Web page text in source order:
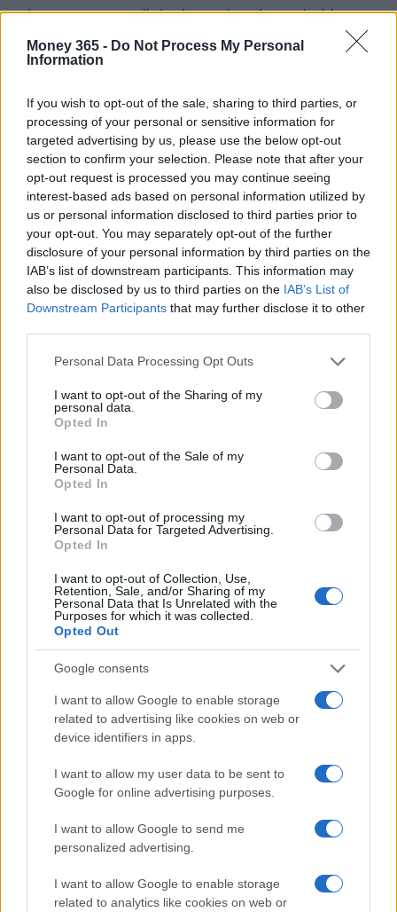
Money 365 - Do Not Process My Personal
Information
If you wish to opt-out of the sale, sharing to third parties, or
processing of your personal or sensitive information for
targeted advertising by us, please use the below opt-out
section to confirm your selection. Please note that after your
opt-out request is processed you may continue seeing
interest-based ads based on personal information utilized by
us or personal information disclosed to third parties prior to
your opt-out. You may separately opt-out of the further
disclosure of your personal information by third parties on the
IAB’s list of downstream participants. This information may
also be disclosed by us to third parties on the IAB’s List of
Downstream Participants that may further disclose it to other
Please note that this website/app uses one or more Google
not limited to your visit or usage behaviour. You may click to
grant or deny consent to Google and its third-party tags to
use your data for below specified purposes in below Google
consent section.
Personal Data Processing Opt Outs
I want to opt-out of the Sharing of my
personal data.
Opted In
I want to opt-out of the Sale of my
Personal Data.
Opted In
I want to opt-out of processing my
Personal Data for Targeted Advertising.
Opted In
I want to opt-out of Collection, Use,
Retention, Sale, and/or Sharing of my
Personal Data that Is Unrelated with the
Purposes for which it was collected.
Opted Out
Google consents
I want to allow Google to enable storage
related to advertising like cookies on web or
device identifiers in apps.
I want to allow my user data to be sent to
Google for online advertising purposes.
I want to allow Google to send me
personalized advertising.
I want to allow Google to enable storage
related to analytics like cookies on web or
migrano verso wallet a lungo termine potrebbero
semplicemente rappresentare consolidamento o
spostamenti interni.
In conclusione, mentre il 2026 procede, l’attività dei
portafogli dormienti rimane un indicatore chiave
della dinamica dell’offerta di bitcoin: seguire questi
movimenti aiuta a comprendere meglio le potenziali
variabili che influenzano volatilità e prezzi nel breve
e nel medio termine.
AUTORE
bancaria, prese la decisione di cambiare
Vecchio: oggi cura analisi di mercati e
colonne su risparmio e investimenti. In
trasparenza e conserva l'agenda del primo
impiego in banca.